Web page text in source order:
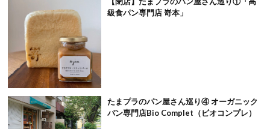
級食パン専門店 嵜本」
たまプラのパン屋さん巡り④ オーガニック
パン専門店Bio Complet（ビオコンプレ）